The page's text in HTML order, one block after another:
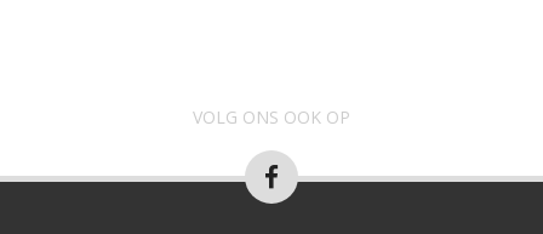
VOLG ONS OOK OP